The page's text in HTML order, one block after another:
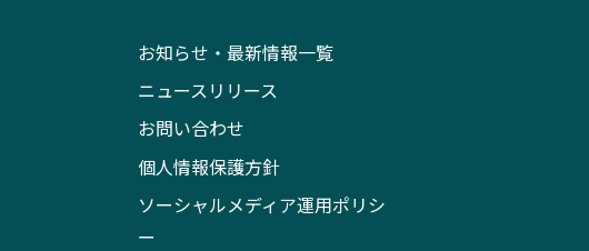
お知らせ・最新情報一覧
ニュースリリース
お問い合わせ
個人情報保護方針
ソーシャルメディア運用ポリシ
ー